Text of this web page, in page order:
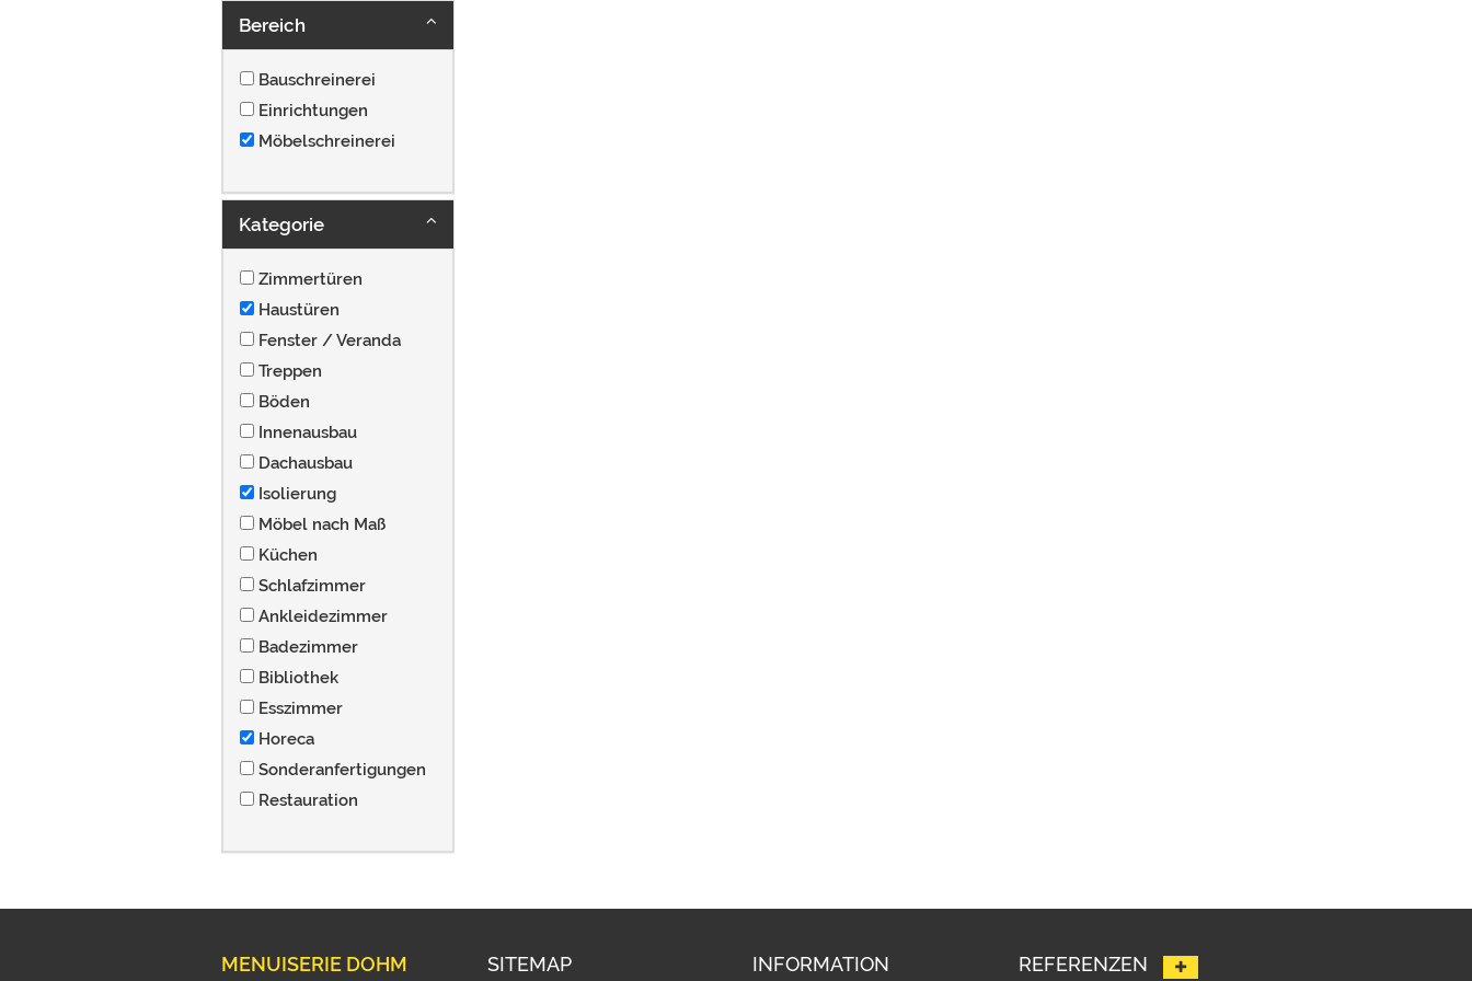
Bereich
Bauschreinerei
Einrichtungen
Möbelschreinerei
Kategorie
Zimmertüren
Haustüren
Fenster / Veranda
Treppen
Böden
Innenausbau
Dachausbau
Isolierung
Möbel nach Maß
Küchen
Schlafzimmer
Ankleidezimmer
Badezimmer
Bibliothek
Esszimmer
Horeca
Sonderanfertigungen
Restauration
MENUISERIE DOHM SITEMAP INFORMATION REFERENZEN